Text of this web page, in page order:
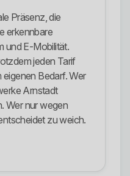
Präsenz, die
erkennbare
und E-Mobilität.
jeden Tarif
Bedarf. Wer
Arnstadt
Wer nur wegen
zu weich.